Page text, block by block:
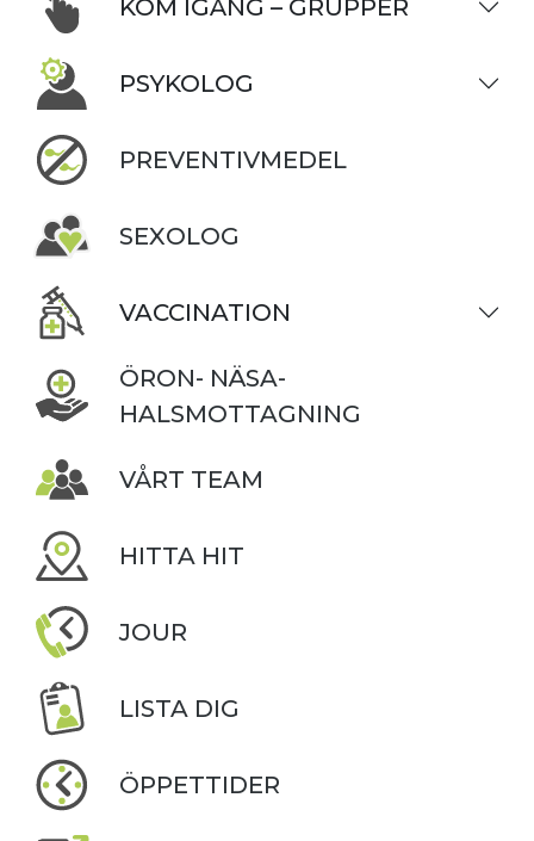
KOM IGÅNG – GRUPPER
PSYKOLOG
PREVENTIVMEDEL
SEXOLOG
VACCINATION
ÖRON- NÄSA-
HALSMOTTAGNING
VÅRT TEAM
HITTA HIT
JOUR
LISTA DIG
ÖPPETTIDER